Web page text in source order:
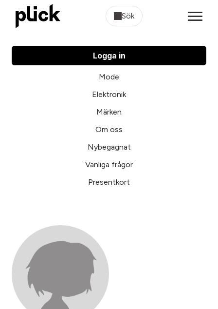
Sök
Logga in
Mode
Elektronik
Märken
Om oss
Nybegagnat
Vanliga frågor
Presentkort